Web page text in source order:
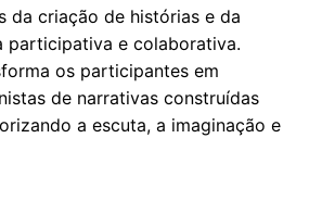
da criação de histórias e da
participativa e colaborativa.
os participantes em
de narrativas construídas
a escuta, a imaginação e